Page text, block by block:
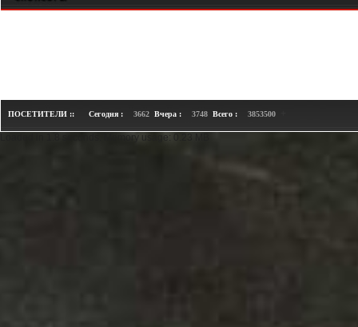
ПОСЕТИТЕЛИ :: Сегодня : 3662 Вчера : 3748 Всего : 3853500
Loaded in 1.8 seconds. Memory usage: 0.23 MB